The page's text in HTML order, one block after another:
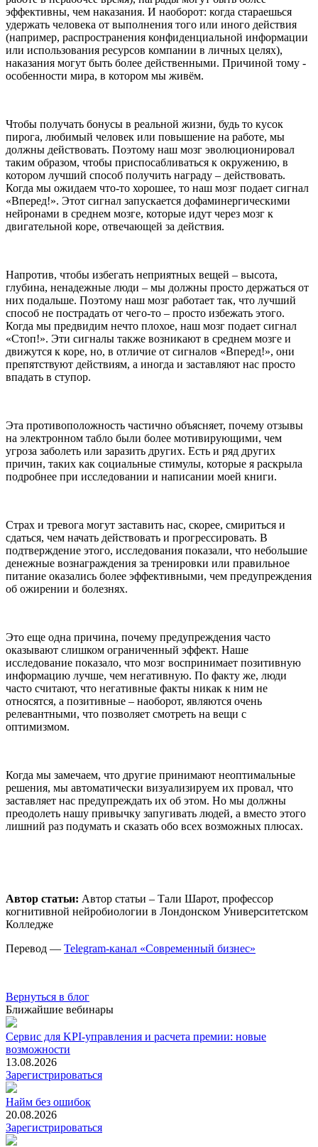
эффективны, чем наказания. И наоборот: когда стараешься
удержать человека от выполнения того или иного действия
(например, распространения конфиденциальной информации
или использования ресурсов компании в личных целях),
наказания могут быть более действенными. Причиной тому -
особенности мира, в котором мы живём.
Чтобы получать бонусы в реальной жизни, будь то кусок
пирога, любимый человек или повышение на работе, мы
должны действовать. Поэтому наш мозг эволюционировал
таким образом, чтобы приспосабливаться к окружению, в
котором лучший способ получить награду – действовать.
Когда мы ожидаем что-то хорошее, то наш мозг подает сигнал
«Вперед!». Этот сигнал запускается дофаминергическими
нейронами в среднем мозге, которые идут через мозг к
двигательной коре, отвечающей за действия.
Напротив, чтобы избегать неприятных вещей – высота,
глубина, ненадежные люди – мы должны просто держаться от
них подальше. Поэтому наш мозг работает так, что лучший
способ не пострадать от чего-то – просто избежать этого.
Когда мы предвидим нечто плохое, наш мозг подает сигнал
«Стоп!». Эти сигналы также возникают в среднем мозге и
движутся к коре, но, в отличие от сигналов «Вперед!», они
препятствуют действиям, а иногда и заставляют нас просто
впадать в ступор.
Эта противоположность частично объясняет, почему отзывы
на электронном табло были более мотивирующими, чем
угроза заболеть или заразить других. Есть и ряд других
причин, таких как социальные стимулы, которые я раскрыла
подробнее при исследовании и написании моей книги.
Страх и тревога могут заставить нас, скорее, смириться и
сдаться, чем начать действовать и прогрессировать. В
подтверждение этого, исследования показали, что небольшие
денежные вознаграждения за тренировки или правильное
питание оказались более эффективными, чем предупреждения
об ожирении и болезнях.
Это еще одна причина, почему предупреждения часто
оказывают слишком ограниченный эффект. Наше
исследование показало, что мозг воспринимает позитивную
информацию лучше, чем негативную. По факту же, люди
часто считают, что негативные факты никак к ним не
относятся, а позитивные – наоборот, являются очень
релевантными, что позволяет смотреть на вещи с
оптимизмом.
Когда мы замечаем, что другие принимают неоптимальные
решения, мы автоматически визуализируем их провал, что
заставляет нас предупреждать их об этом. Но мы должны
преодолеть нашу привычку запугивать людей, а вместо этого
лишний раз подумать и сказать обо всех возможных плюсах.
Автор статьи: Автор статьи – Тали Шарот, профессор
когнитивной нейробиологии в Лондонском Университетском
Колледже
Перевод — Telegram-канал «Современный бизнес»
Вернуться в блог
Ближайшие вебинары
Сервис для KPI-управления и расчета премии: новые
возможности
13.08.2026
Зарегистрироваться
Найм без ошибок
20.08.2026
Зарегистрироваться